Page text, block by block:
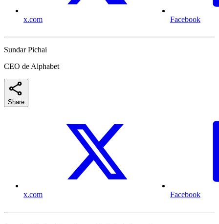
x.com Facebook
Sundar Pichai
CEO de Alphabet
Share
x.com Facebook